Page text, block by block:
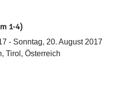
1-4)
- Sonntag, 20. August 2017
Tirol, Österreich